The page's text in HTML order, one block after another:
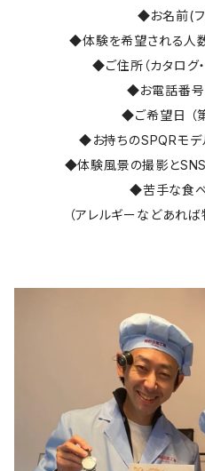
◆お名前(
◆体験を希望される人
◆ご住所（カタログ
◆お電話番号
◆ご希望日 （
◆お持ちのSPQRモデ
◆体験風景の撮影とSNS
◆苦手な食
（アレルギーなどあれば